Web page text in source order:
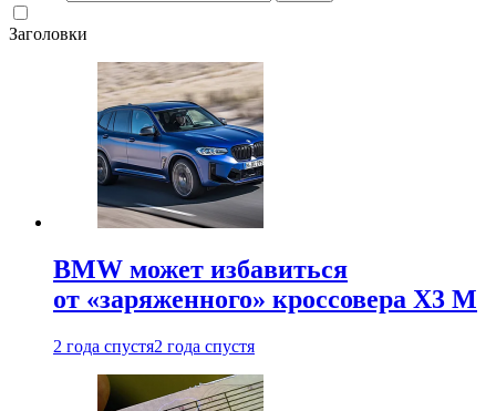
Заголовки
BMW может избавиться
от «заряженного» кроссовера X3 M
2 года спустя2 года спустя